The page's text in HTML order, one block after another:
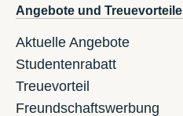
Angebote und Treuevorteile
Aktuelle Angebote
Studentenrabatt
Treuevorteil
Freundschaftswerbung